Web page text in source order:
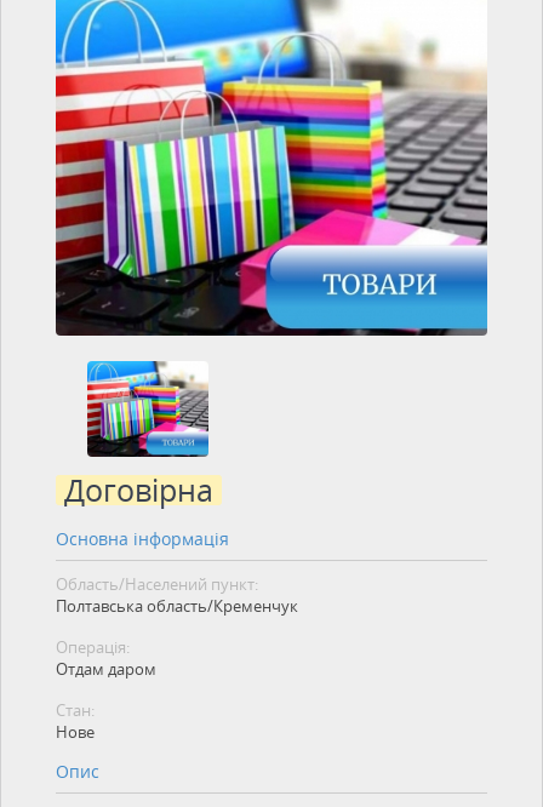
Договірна
Основна інформація
Область/Населений пункт:
Полтавська область/Кременчук
Операція:
Отдам даром
Стан:
Нове
Опис